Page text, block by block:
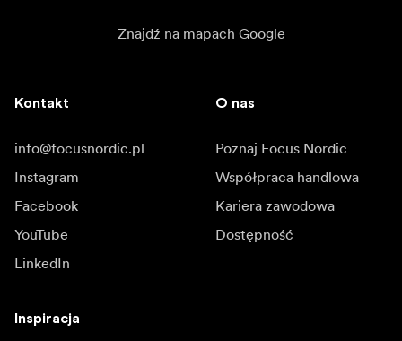
Znajdź na mapach Google
Kontakt
info@focusnordic.pl
Instagram
Facebook
YouTube
LinkedIn
O nas
Poznaj Focus Nordic
Współpraca handlowa
Kariera zawodowa
Dostępność
Inspiracja